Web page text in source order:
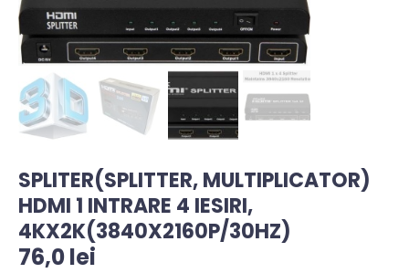
SPLITER(SPLITTER, MULTIPLICATOR)
HDMI 1 INTRARE 4 IESIRI,
4KX2K(3840X2160P/30HZ)
76,0lei